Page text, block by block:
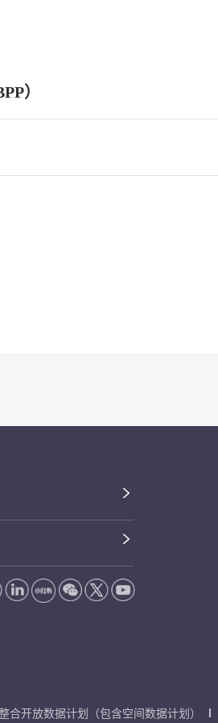
）
合开放数据计划（包含空间数据计划）